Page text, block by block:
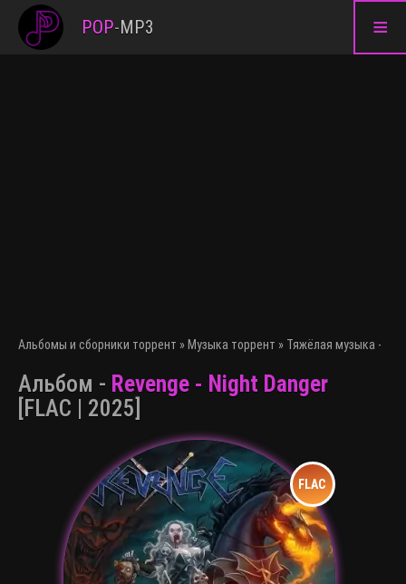
≡
POP-MP3
Альбомы и сборники торрент » Музыка торрент » Тяжёлая музыка -
Альбом - Revenge - Night Danger
[FLAC | 2025]